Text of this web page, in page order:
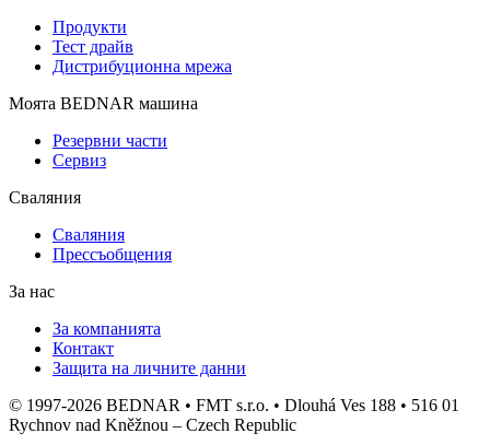
Продукти
Тест драйв
Дистрибуционна мрежа
Моята BEDNAR машина
Резервни части
Сервиз
Сваляния
Сваляния
Прессъобщения
За нас
За компанията
Контакт
Защита на личните данни
© 1997-2026 BEDNAR • FMT s.r.o. • Dlouhá Ves 188 • 516 01
Rychnov nad Kněžnou – Czech Republic